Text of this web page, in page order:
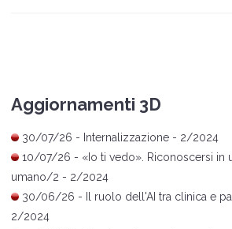
Aggiornamenti 3D
30/07/26 - Internalizzazione - 2/2024
10/07/26 - « Io ti vedo» . Riconoscersi
umano/2 - 2/2024
30/06/26 -
Il ruolo dell'AI tra clinica e
2/2024